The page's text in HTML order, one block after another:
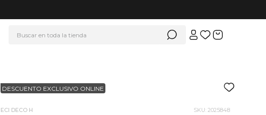
DESCUENTO EXCLUSIVO ONLINE
ECI DECO H SKU: 2025848